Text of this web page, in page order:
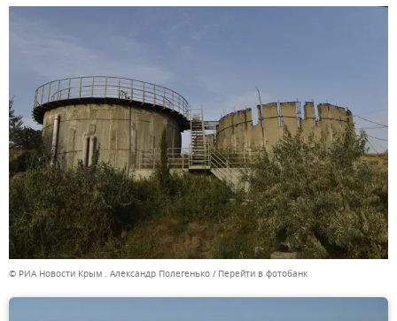
© РИА Новости Крым . Александр Полегенько Перейти в фотобанк